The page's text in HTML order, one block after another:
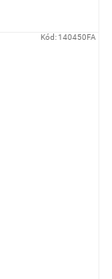
Kód: 140450FA